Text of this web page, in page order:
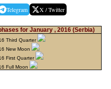
Telegram X / Twitter
for January , 2016 (Serbia)
Third Quarter
New Moon
First Quarter
Full Moon